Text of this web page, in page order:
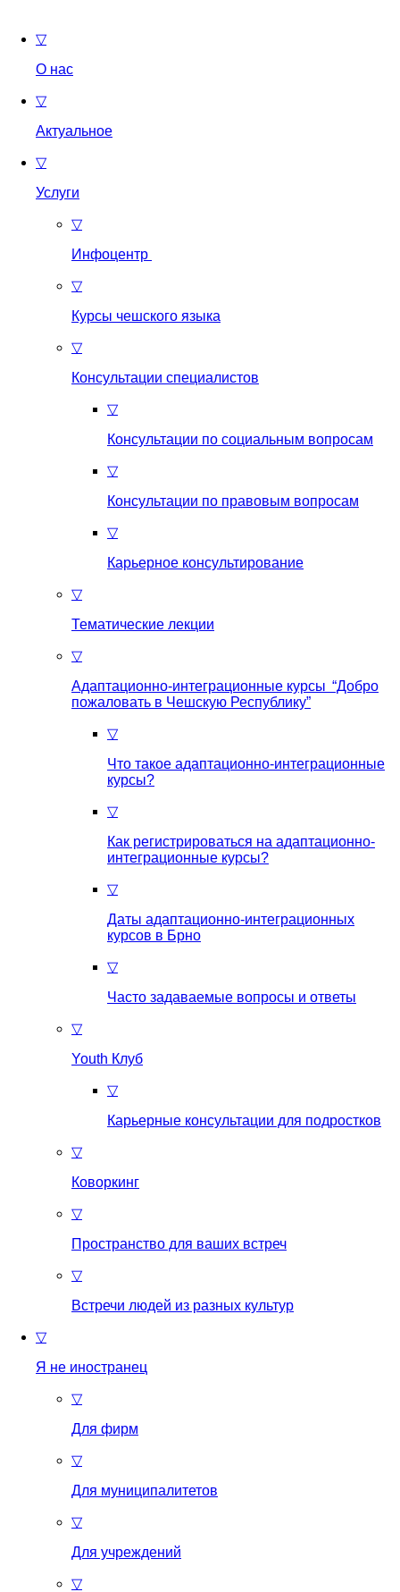
▽
О нас
▽
Актуальное
▽
Услуги
▽
Инфоцентр
▽
Курсы чешского языка
▽
Консультации специалистов
▽
Консультации по социальным вопросам
▽
Консультации по правовым вопросам
▽
Карьерное консультирование
▽
Тематические лекции
▽
Адаптационно-интеграционные курсы “Добро
пожаловать в Чешскую Республику”
▽
Что такое aдаптационно-интеграционные
курсы?
▽
Как регистрироваться на aдаптационно-
интеграционные курсы?
▽
Даты адаптационно-интеграционных
курсов в Брно
▽
Часто задаваемые вопросы и ответы
▽
Youth Клуб
▽
Карьерные консультации для подростков
▽
Коворкинг
▽
Пространство для ваших встреч
▽
Встречи людей из разных культур
▽
Я не иностранец
▽
Для фирм
▽
Для муниципалитетов
▽
Для учреждений
▽